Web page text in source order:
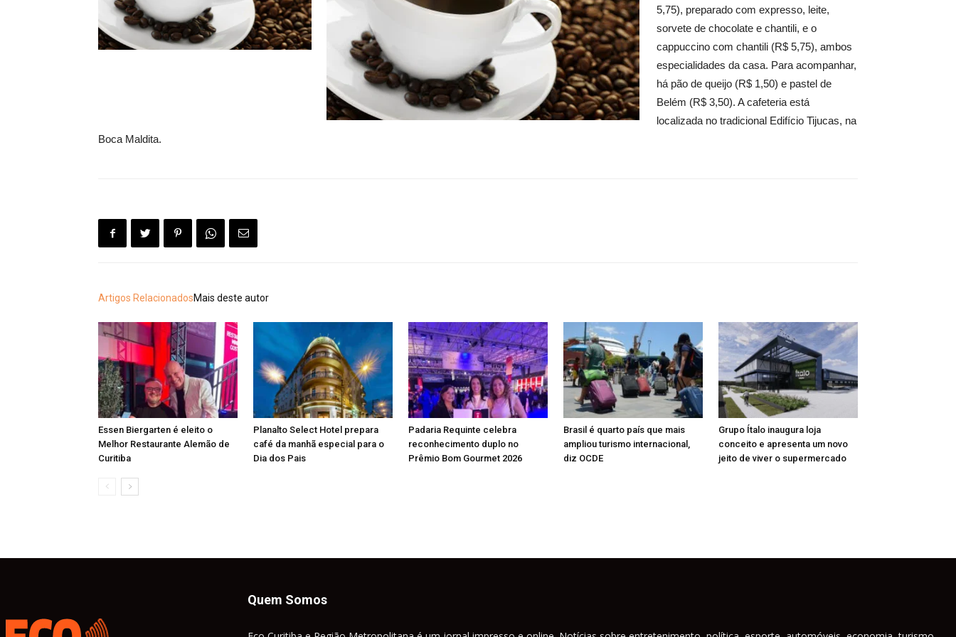
5,75), preparado com expresso, leite,
sorvete de chocolate e chantili, e o
cappuccino com chantili (R$ 5,75), ambos
especialidades da casa. Para acompanhar,
há pão de queijo (R$ 1,50) e pastel de
Belém (R$ 3,50). A cafeteria está
localizada no tradicional Edifício Tijucas, na
Boca Maldita.
Artigos RelacionadosMais deste autor
Essen Biergarten é eleito o
Melhor Restaurante Alemão de
Curitiba
Planalto Select Hotel prepara
café da manhã especial para o
Dia dos Pais
Padaria Requinte celebra
reconhecimento duplo no
Prêmio Bom Gourmet 2026
Brasil é quarto país que mais
ampliou turismo internacional,
diz OCDE
Grupo Ítalo inaugura loja
conceito e apresenta um novo
jeito de viver o supermercado
Quem Somos